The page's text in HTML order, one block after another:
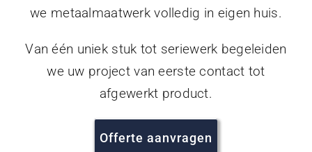
we metaalmaatwerk volledig in eigen huis.
Van één uniek stuk tot seriewerk begeleiden
we uw project van eerste contact tot
afgewerkt product.
Offerte aanvragen